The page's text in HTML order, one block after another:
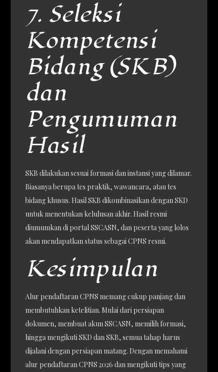
7. Seleksi
Kompetensi
Bidang (SKB)
dan
Pengumuman
Hasil
SKB dilakukan sesuai formasi dan instansi yang dilamar.
Biasanya berupa tes praktik, wawancara, atau tes
bidang khusus. Hasil SKB dikombinasikan dengan SKD
untuk menentukan kelulusan akhir. Hasil resmi
diumumkan di portal SSCASN, dan peserta yang lolos
akan mendapatkan status sebagai CPNS resmi.
Kesimpulan
Alur pendaftaran CPNS memang cukup panjang dan
membutuhkan ketelitian. Mulai dari persiapan
dokumen, membuat akun SSCASN, memilih formasi,
hingga mengikuti SKD dan SKB, semua tahap harus
dijalani dengan persiapan matang. Dengan memahami
alur pendaftaran CPNS 2026 dan mengikuti tips yang